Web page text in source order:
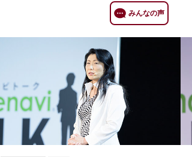
みんなの声